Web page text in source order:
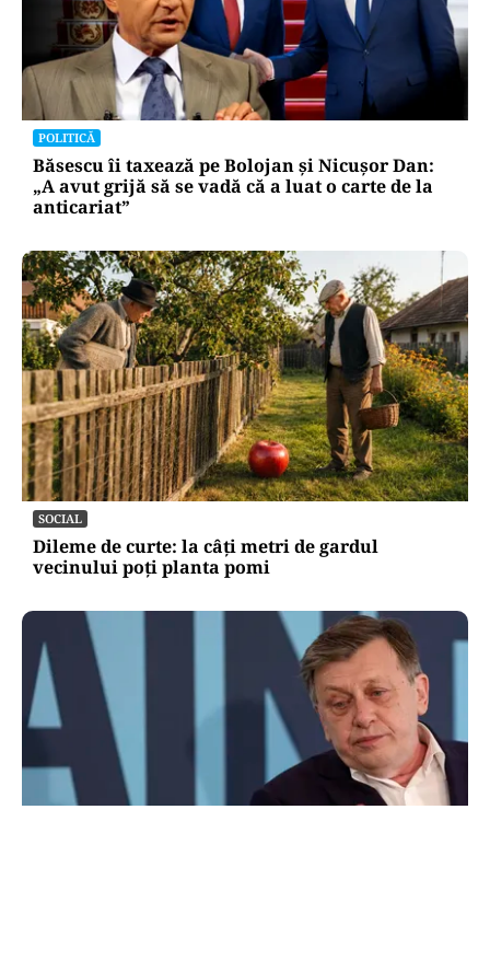
POLITICĂ
Băsescu îi taxează pe Bolojan și Nicușor Dan:
„A avut grijă să se vadă că a luat o carte de la
anticariat”
SOCIAL
Dileme de curte: la câți metri de gardul
vecinului poți planta pomi